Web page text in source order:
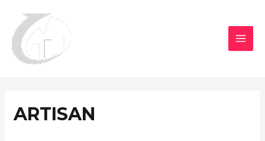
contenu
ARTISAN